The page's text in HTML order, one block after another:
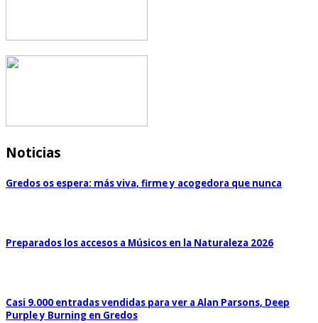
Noticias
Gredos os espera: más viva, firme y acogedora que nunca
Preparados los accesos a Músicos en la Naturaleza 2026
Casi 9.000 entradas vendidas para ver a Alan Parsons, Deep
Purple y Burning en Gredos